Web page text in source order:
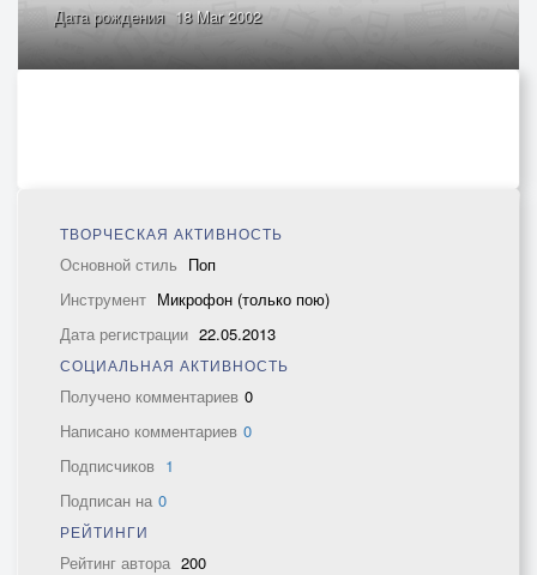
Дата рождения 18 Mar 2002
ТВОРЧЕСКАЯ АКТИВНОСТЬ
Основной стиль Поп
Инструмент Микрофон (только пою)
Дата регистрации 22.05.2013
СОЦИАЛЬНАЯ АКТИВНОСТЬ
Получено комментариев 0
Написано комментариев 0
Подписчиков 1
Подписан на 0
РЕЙТИНГИ
Рейтинг автора 200